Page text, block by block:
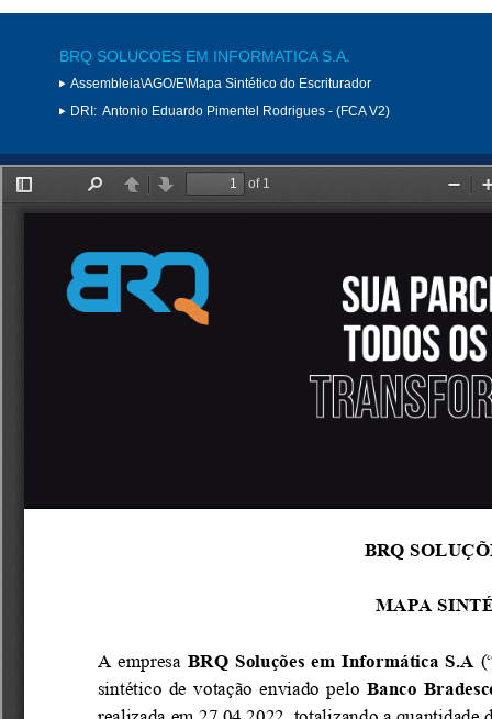
BRQ SOLUCOES EM INFORMATICA S.A.
Assembleia\AGO/E\Mapa Sintético do Escriturador
DRI: Antonio Eduardo Pimentel Rodrigues - (FCA V2)